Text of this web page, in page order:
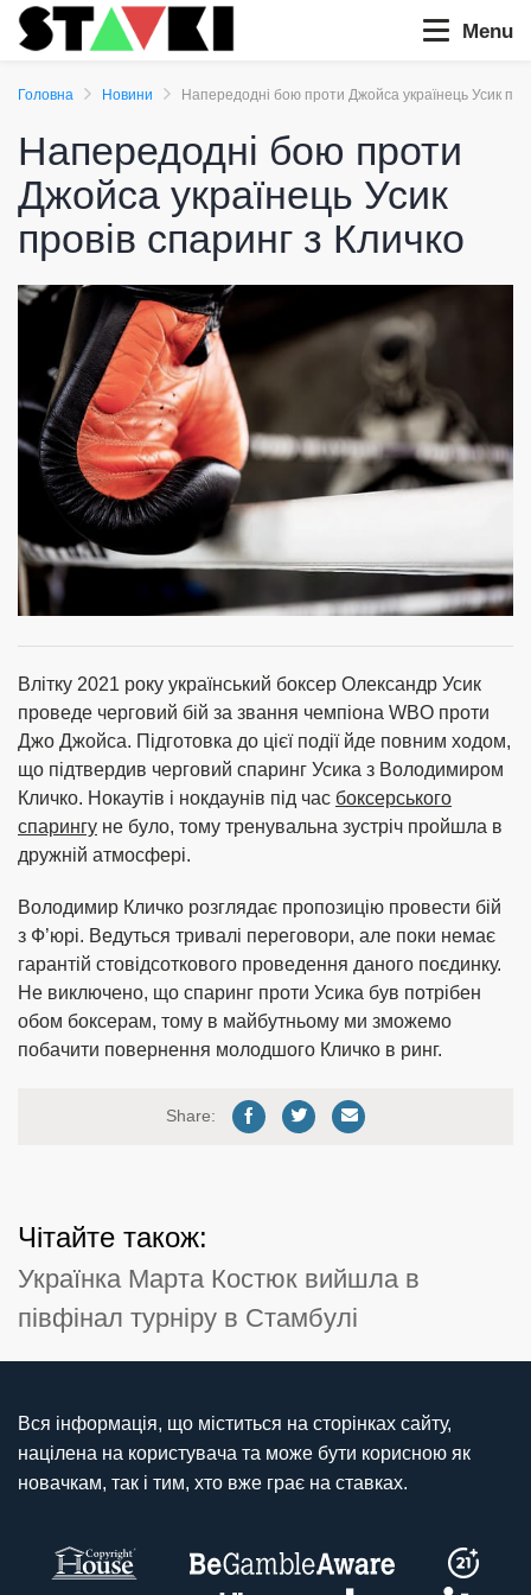
Menu
Головна Новини Напередодні бою проти Джойса українець Усик
Напередодні бою проти
Джойса українець Усик
провів спаринг з Кличко
Влітку 2021 року український боксер Олександр Усик
проведе черговий бій за звання чемпіона WBO проти
Джо Джойса. Підготовка до цієї події йде повним ходом,
що підтвердив черговий спаринг Усика з Володимиром
Кличко. Нокаутів і нокдаунів під час боксерського
спарингу не було, тому тренувальна зустріч пройшла в
дружній атмосфері.
Володимир Кличко розглядає пропозицію провести бій
з Ф’юрі. Ведуться тривалі переговори, але поки немає
гарантій стовідсоткового проведення даного поєдинку.
Не виключено, що спаринг проти Усика був потрібен
обом боксерам, тому в майбутньому ми зможемо
побачити повернення молодшого Кличко в ринг.
Share:
Чітайте також:
Українка Марта Костюк вийшла в
півфінал турніру в Стамбулі
Вся інформація, що міститься на сторінках сайту,
націлена на користувача та може бути корисною як
новачкам, так і тим, хто вже грає на ставках.